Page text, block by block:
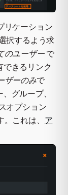
リケーション
択するよう求
のユーザーで
きるリンク
ザーのみで
グループ、
オプション
これは、 ア